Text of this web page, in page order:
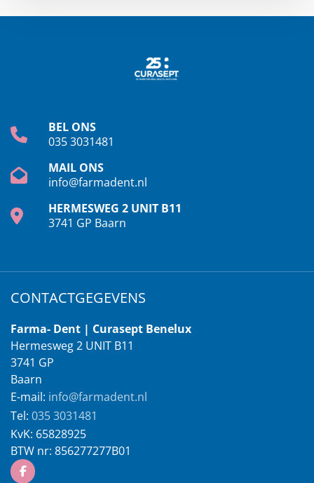
BEL ONS
035 3031481
MAIL ONS
info@farmadent.nl
HERMESWEG 2 UNIT B11
3741 GP Baarn
CONTACTGEGEVENS
Farma- Dent | Curasept Benelux
Hermesweg 2 UNIT B11
3741 GP
Baarn
E-mail: info@farmadent.nl
Tel: 035 3031481
KvK: 65828925
BTW nr: 856277277B01